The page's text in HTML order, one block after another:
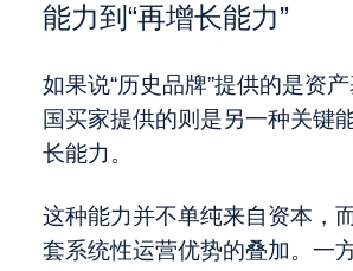
能力到“再增长能力”
如果说“历史品牌”提供的是资
国买家提供的则是另一种关
长能力。
这种能力并不单纯来自资本，
套系统性运营优势的叠加。一